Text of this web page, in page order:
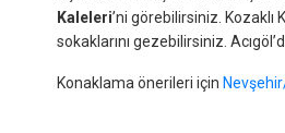
Kaleleri’ni görebilirsiniz. Kozaklı
sokaklarını gezebilirsiniz.
Konaklama önerileri için